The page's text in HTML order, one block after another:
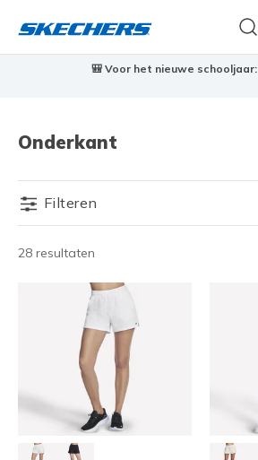
🎒 Voor het nieuwe schooljaar:
Onderkant
Filteren
28 resultaten